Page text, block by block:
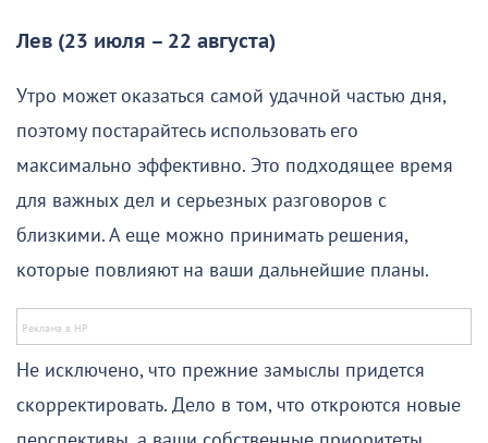
Лев (23 июля – 22 августа)
Утро может оказаться самой удачной частью дня,
поэтому постарайтесь использовать его
максимально эффективно. Это подходящее время
для важных дел и серьезных разговоров с
близкими. А еще можно принимать решения,
которые повлияют на ваши дальнейшие планы.
Не исключено, что прежние замыслы придется
скорректировать. Дело в том, что откроются новые